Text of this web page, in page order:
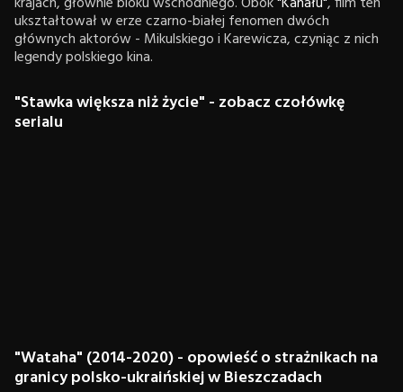
ukształtował w erze czarno-białej fenomen dwóch
głównych aktorów - Mikulskiego i Karewicza, czyniąc z nich
legendy polskiego kina.
"Stawka większa niż życie" - zobacz czołówkę
serialu
"Wataha" (2014-2020) - opowieść o strażnikach na
granicy polsko-ukraińskiej w Bieszczadach